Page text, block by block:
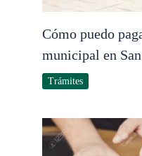
Cómo puedo
municipal en
Trámites